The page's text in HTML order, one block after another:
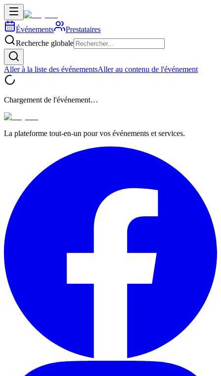
Événements
Prestataires
Recherche globale
Aller à la liste des événementsAller au contenu de l'événement
Chargement de l'événement…
La plateforme tout-en-un pour vos événements et services.